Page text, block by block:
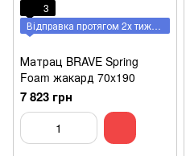
3
Відправка протягом 2х тижнів
Матрац BRAVE Spring
Foam жакард 70x190
7 823 грн